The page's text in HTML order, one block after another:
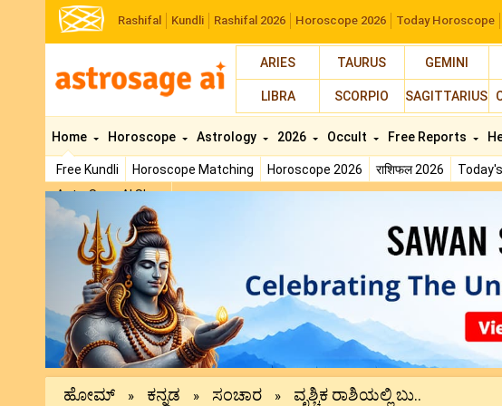
Rashifal Kundli Rashifal 2026 Horoscope 2026 Today Horoscope
ARIES TAURUS GEMINI
LIBRA SCORPIO SAGITTARIUS
Home
Free Kundli Horoscope Matching Horoscope 2026 राशिफल 2026
AstroSage AI Shop
Horoscope Astrology 2026 Occult Free Reports
Previous
ಹೋಮ್ » ಕನ್ನಡ » ಸಂಚಾರ » ವೃಶ್ಚಿಕ ರಾಶಿಯಲ್ಲಿ ಬು..